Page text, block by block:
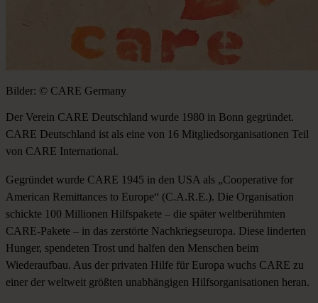
Bilder: © CARE Germany
Der Verein CARE Deutschland wurde 1980 in Bonn gegründet.
CARE Deutschland ist als eine von 16 Mitgliedsorganisationen Teil
von CARE International.
Gegründet wurde CARE 1945 in den USA als „Cooperative for
American Remittances to Europe“ (C.A.R.E.). Die Organisation
schickte 100 Millionen Hilfspakete – die später weltberühmten
CARE-Pakete – in das zerstörte Nachkriegseuropa. Diese linderten
Hunger, spendeten Trost und halfen den Menschen beim
Wiederaufbau. Aus der privaten Hilfe für Europa wuchs CARE zu
einer der weltweit größten unabhängigen Hilfsorganisationen heran.